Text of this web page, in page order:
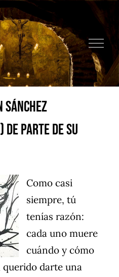
Sánchez
de parte de su
Como casi
siempre, tú
tenías razón:
cada uno muere
cuándo y cómo
darte una